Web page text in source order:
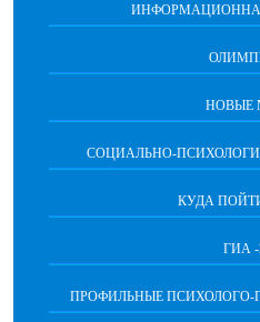
НОВЫЕ
СОЦИАЛЬНО-
КУДА
ГИА -
ПРОФИЛЬНЫЕ ПСИХОЛОГО-